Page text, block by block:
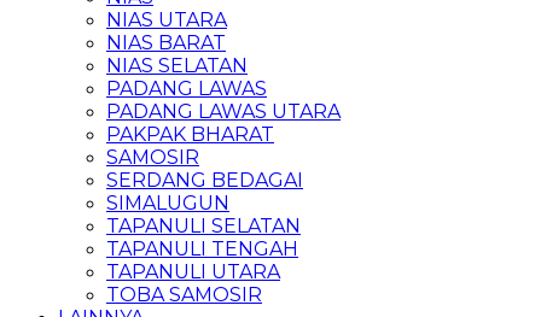
NIAS UTARA
NIAS BARAT
NIAS SELATAN
PADANG LAWAS
PADANG LAWAS UTARA
PAKPAK BHARAT
SAMOSIR
SERDANG BEDAGAI
SIMALUGUN
TAPANULI SELATAN
TAPANULI TENGAH
TAPANULI UTARA
TOBA SAMOSIR